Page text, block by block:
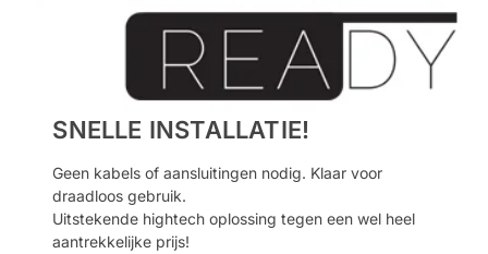
SNELLE INSTALLATIE!
Geen kabels of aansluitingen nodig. Klaar voor
draadloos gebruik.
Uitstekende hightech oplossing tegen een wel heel
aantrekkelijke prijs!